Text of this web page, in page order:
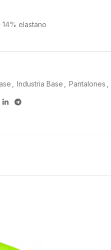
elastano
Industria Base Pantalones